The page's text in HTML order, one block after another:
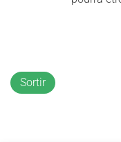
Sortir